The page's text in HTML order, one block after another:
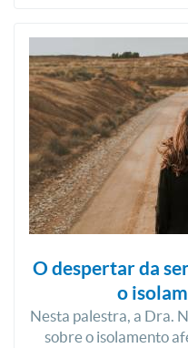
O despertar da
o
Nesta palestra, a Dra.
sobre o isolamento